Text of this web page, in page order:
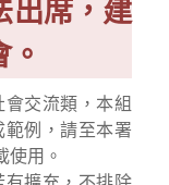
出席，建
交流類，本組
例，請至本署
使用。